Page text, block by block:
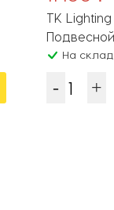
TK Lighting
Подвесной
На